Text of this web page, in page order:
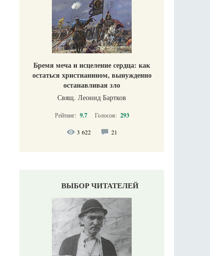
Бремя меча и исцеление сердца: как
остаться христианином, вынужденно
останавливая зло
Свящ. Леонид Бартков
Рейтинг: 9.7 Голосов: 293
3 622 21
ВЫБОР ЧИТАТЕЛЕЙ